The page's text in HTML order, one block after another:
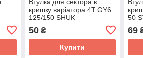
Втулка для сектора в
кришку варіатора 4T GY6
125/150 SHUK
50₴
Купити
50
69